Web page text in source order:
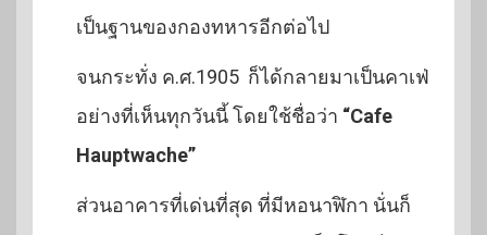
เป็นฐานของกองทหารอีกต่อไป
จนกระทั่ง ค.ศ.1905 ก็ได้กลายมาเป็นคาเฟ่
อย่างที่เห็นทุกวันนี้ โดยใช้ชื่อว่า “Cafe
Hauptwache”
ส่วนอาคารที่เด่นที่สุด ที่มีหอนาฬิกา นั่นก็